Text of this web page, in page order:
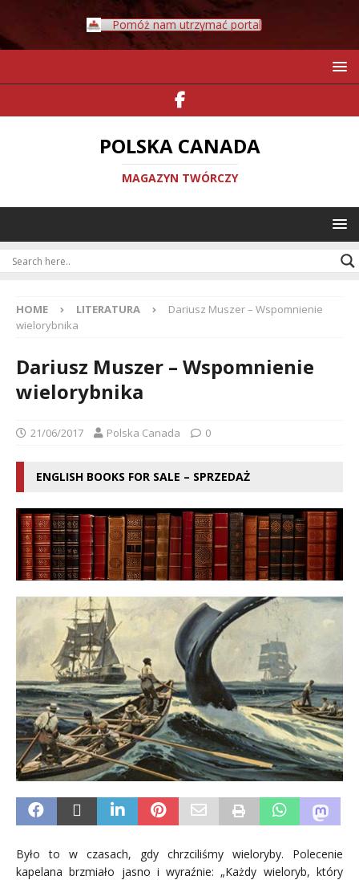
Pomóż nam utrzymać portal
POLSKA CANADA
MAGAZYN TWÓRCZY
HOME LITERATURA
Dariusz Muszer – Wspomnienie
wielorybnika
Dariusz Muszer – Wspomnienie
wielorybnika
21/06/2017 Polska Canada 0
ENGLISH BOOKS FOR SALE – SPRZEDAŻ
Było to w czasach, gdy chrzciliśmy wieloryby. Polecenie
kapelana brzmiało jasno i wyraźnie: „Każdy wieloryb, który